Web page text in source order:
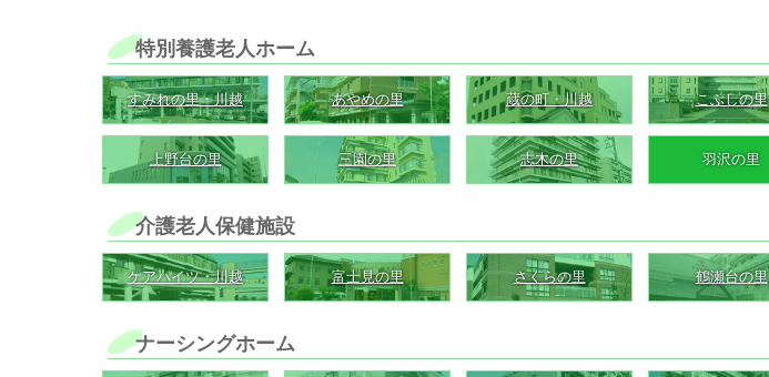
特別養護老人ホーム
すみれの里・川越 あやめの里 蔵の町・川越 こぶしの里
上野台の里 三園の里 志木の里 羽沢の里
介護老人保健施設
ケアハイツ・川越 富士見の里 さくらの里 鶴瀬台の里
ナーシングホーム